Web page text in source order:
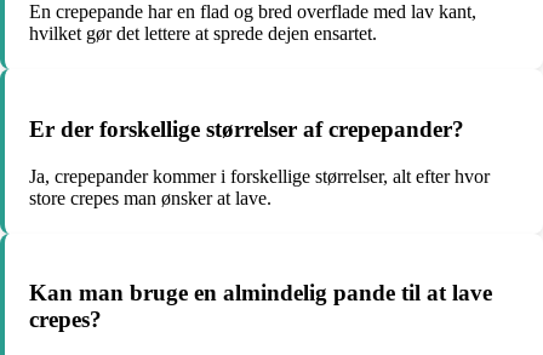
En crepepande har en flad og bred overflade med lav kant,
hvilket gør det lettere at sprede dejen ensartet.
Er der forskellige størrelser af crepepander?
Ja, crepepander kommer i forskellige størrelser, alt efter hvor
store crepes man ønsker at lave.
Kan man bruge en almindelig pande til at lave
crepes?